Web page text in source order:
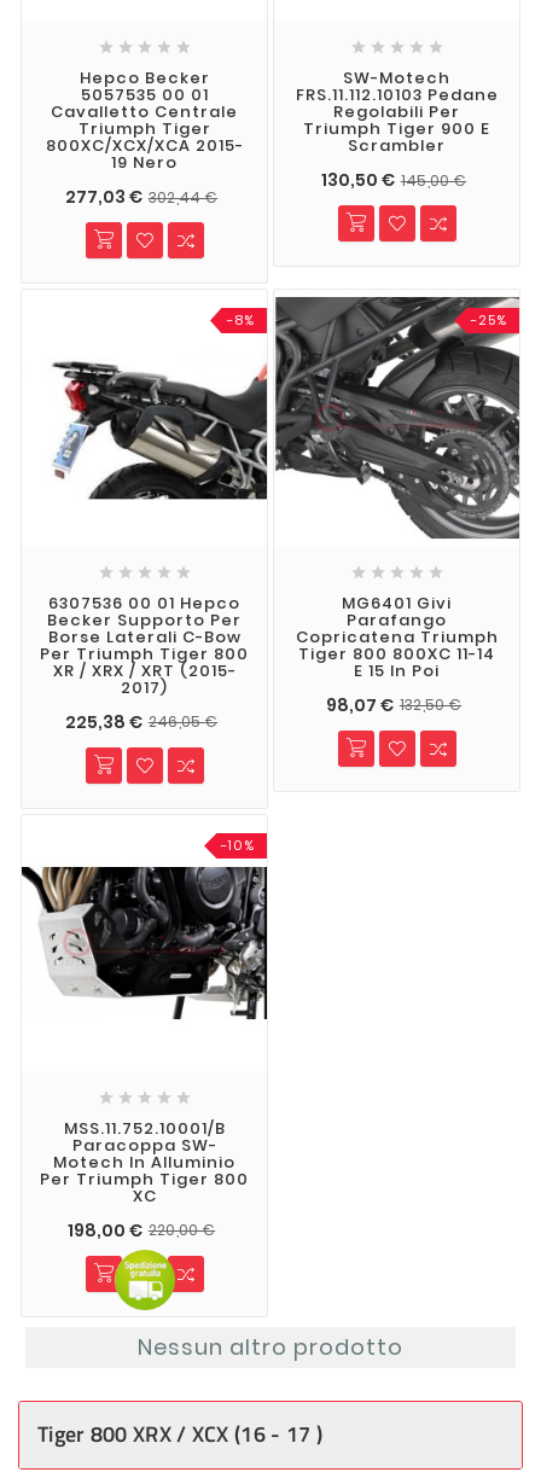
    
Hepco Becker
5057535 00 01
Cavalletto Centrale
Triumph Tiger
800XC/XCX/XCA 2015-
19 Nero
277,03 € 302,44 €
    
SW-Motech
FRS.11.112.10103 Pedane
Regolabili Per
Triumph Tiger 900 E
Scrambler
130,50 € 145,00 €
-8%
    
6307536 00 01 Hepco
Becker Supporto Per
Borse Laterali C-Bow
Per Triumph Tiger 800
XR / XRX / XRT (2015-
2017)
225,38 € 246,05 €
-25%
    
MG6401 Givi
Parafango
Copricatena Triumph
Tiger 800 800XC 11-14
E 15 In Poi
98,07 € 132,50 €
-10%
    
MSS.11.752.10001/B
Paracoppa SW-
Motech In Alluminio
Per Triumph Tiger 800
XC
198,00 € 220,00 €
Nessun altro prodotto
Tiger 800 XRX / XCX (16 - 17 )